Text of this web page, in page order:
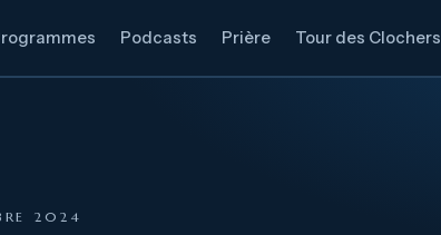
Podcasts Prière Tour des Clochers
2024